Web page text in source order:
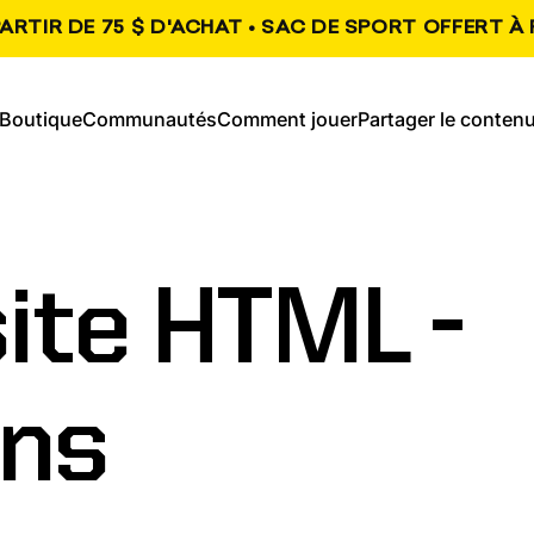
DE 75 $ D'ACHAT • SAC DE SPORT OFFERT
BoutiqueCommunautésComment jouerPartager le contenu
HTML -